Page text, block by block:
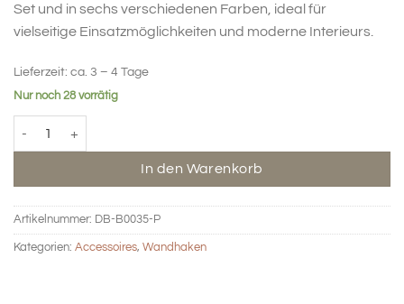
Set und in sechs verschiedenen Farben, ideal für
vielseitige Einsatzmöglichkeiten und moderne Interieurs.
Lieferzeit: ca. 3 – 4 Tage
Nur noch 28 vorrätig
In den Warenkorb
Artikelnummer: DB-B0035-P
Kategorien: Accessoires, Wandhaken